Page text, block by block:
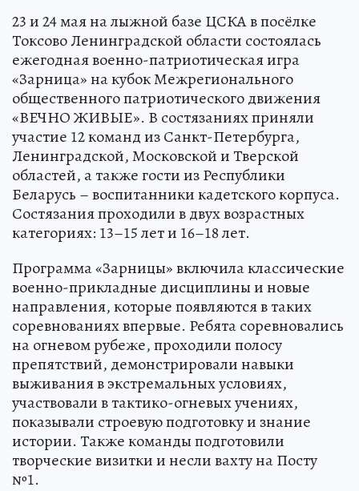
23 и 24 мая на лыжной базе ЦСКА в посёлке
Токсово Ленинградской области состоялась
ежегодная военно-патриотическая игра
«Зарница» на кубок Межрегионального
общественного патриотического движения
«ВЕЧНО ЖИВЫЕ». В состязаниях приняли
участие 12 команд из Санкт-Петербурга,
Ленинградской, Московской и Тверской
областей, а также гости из Республики
Беларусь – воспитанники кадетского корпуса.
Состязания проходили в двух возрастных
категориях: 13–15 лет и 16–18 лет.
Программа «Зарницы» включила классические
военно-прикладные дисциплины и новые
направления, которые появляются в таких
соревнованиях впервые. Ребята соревновались
на огневом рубеже, проходили полосу
препятствий, демонстрировали навыки
выживания в экстремальных условиях,
участвовали в тактико-огневых учениях,
показывали строевую подготовку и знание
истории. Также команды подготовили
творческие визитки и несли вахту на Посту
№1.